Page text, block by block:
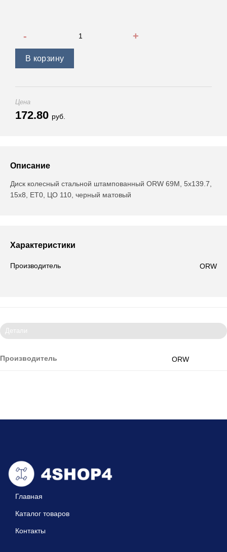
В корзину
Цена
172.80 руб.
Описание
Диск колесный стальной штампованный ORW 69M, 5x139.7,
15x8, ET0, ЦО 110, черный матовый
Характеристики
Производитель ORW
Детали
Производитель ORW
Главная
Каталог товаров
Контакты